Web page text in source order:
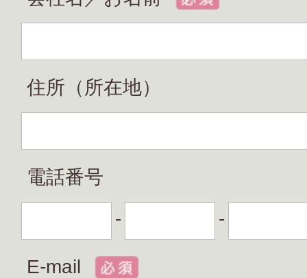
住所（所在地）
電話番号
-
-
E-mail